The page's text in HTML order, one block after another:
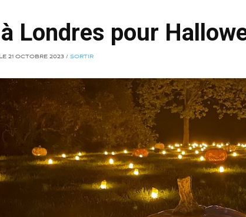
Londres pour
21 OCTOBRE 2023 / SORTIR